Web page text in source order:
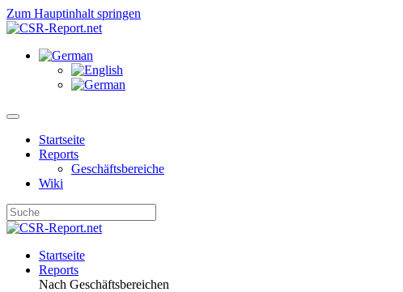
Zum Hauptinhalt springen
Startseite
Reports
Geschäftsbereiche
Wiki
Startseite
Reports
Nach Geschäftsbereichen